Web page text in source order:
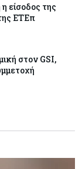
χάρτης
08-08-2026
είσοδος της
ΕΤΕπ
στον GSI,